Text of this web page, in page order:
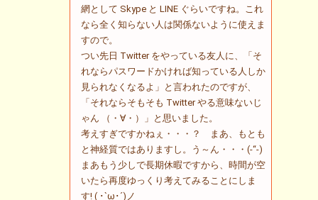
網として Skype と LINE ぐらいですね。これ
なら全く知らない人は関係ないように使えま
すので。
つい先日 Twitter をやっている友人に、「そ
れならパスワードかければ知っている人しか
見られなくなるよ」と言われたのですが、
「それならそもそも Twitter やる意味ないじ
ゃん （・∀・）」と思いました。
考えすぎですかねぇ・・・？ まあ、もとも
と神経質ではありますし。う～ん・・・(-“-)
まあもう少しで長期休暇ですから、時間が空
いたら再度ゆっくり考えてみることにしま
す! ( ･`ω･´)ノ